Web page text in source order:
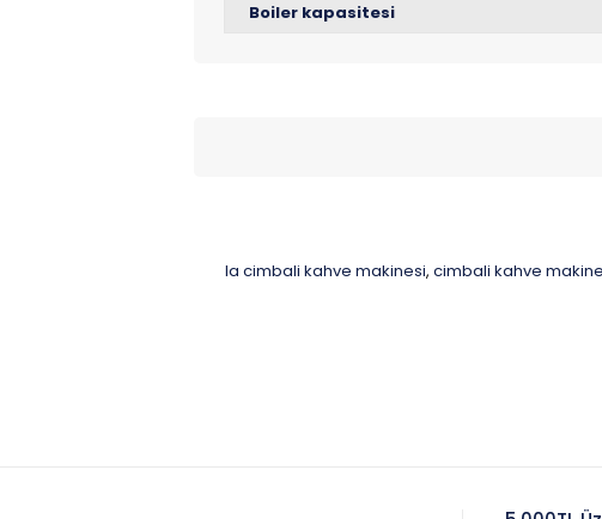
Boiler kapasitesi
la cimbali kahve makinesi, cimbali kahve